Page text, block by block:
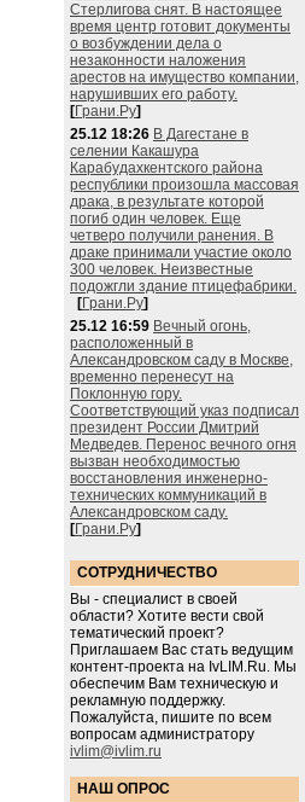
Стерлигова снят. В настоящее
время центр готовит документы
о возбуждении дела о
незаконности наложения
арестов на имущество компании,
нарушивших его работу.
[Грани.Ру]
25.12 18:26 В Дагестане в
селении Какашура
Карабудахкентского района
республики произошла массовая
драка, в результате которой
погиб один человек. Еще
четверо получили ранения. В
драке принимали участие около
300 человек. Неизвестные
подожгли здание птицефабрики.
[Грани.Ру]
25.12 16:59 Вечный огонь,
расположенный в
Александровском саду в Москве,
временно перенесут на
Поклонную гору.
Соответствующий указ подписал
президент России Дмитрий
Медведев. Перенос вечного огня
вызван необходимостью
восстановления инженерно-
технических коммуникаций в
Александровском саду.
[Грани.Ру]
СОТРУДНИЧЕСТВО
Вы - специалист в своей
области? Хотите вести свой
тематический проект?
Приглашаем Вас стать ведущим
контент-проекта на IvLIM.Ru. Мы
обеспечим Вам техническую и
рекламную поддержку.
Пожалуйста, пишите по всем
вопросам администратору
ivlim@ivlim.ru
НАШ ОПРОС